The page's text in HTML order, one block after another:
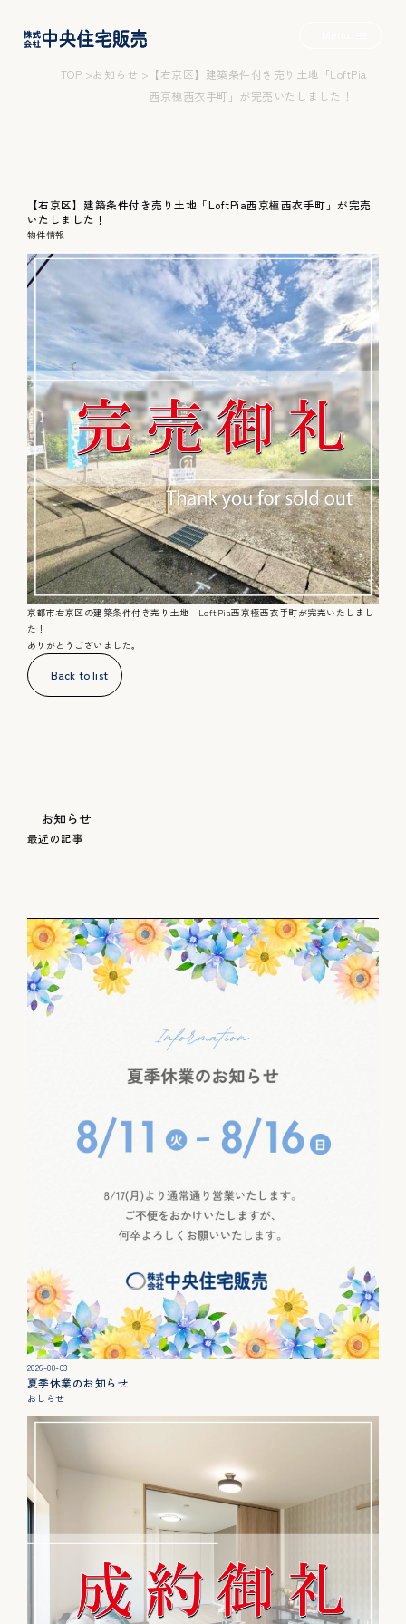
みんなのいえ
こだわりのいえ
施工事例
お問い合わせ
採用情報
カタログ請求
展示場来場予約
TOP お知らせ
【右京区】建築条件付き売り土地「LoftPia
西京極西衣手町」が完売いたしました！
【右京区】建築条件付き売り土地「LoftPia西京極西衣手町」が完売
いたしました！
物件情報
京都市右京区の建築条件付き売り土地 LoftPia西京極西衣手町が完売いたしまし
た！
ありがとうございました。
Back to list
お知らせ
最近の記事
2026-08-03
夏季休業のお知らせ
おしらせ